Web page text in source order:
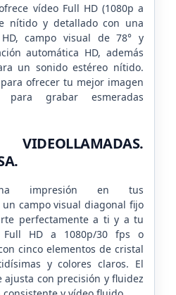
vídeo Full HD (1080p a
nítido y detallado con una
campo visual de 78° y
automática HD, además
un sonido estéreo nítido.
ofrecer tu mejor imagen
grabar esmeradas
impresión en tus
campo visual diagonal fijo
perfectamente a ti y a tu
Full HD a 1080p/30 fps o
cinco elementos de cristal
y colores claros. El
ajusta con precisión y fluidez